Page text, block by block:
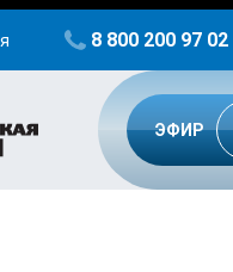
8 800 200 97 02
ЭФИР